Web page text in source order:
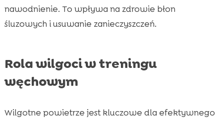
nawodnienie. To wpływa na zdrowie błon
śluzowych i usuwanie zanieczyszczeń.
Rola wilgoci w treningu
węchowym
Wilgotne powietrze jest kluczowe dla efektywnego